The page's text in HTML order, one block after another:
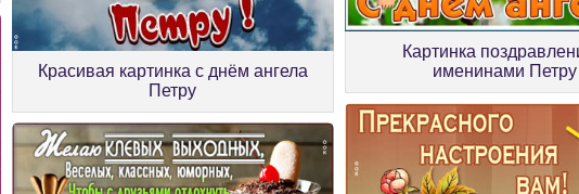
Красивая картинка с днём ангела
Петру
Картинка
именинами Петру